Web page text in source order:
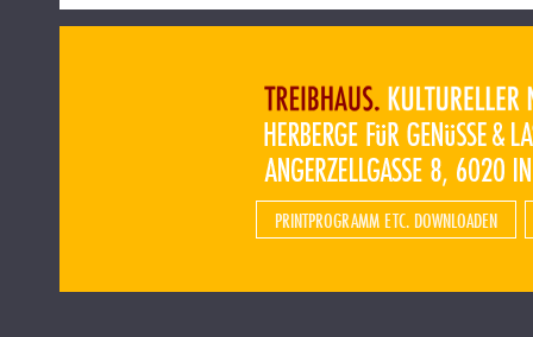
PRINTPROGRAMM ETC. DOWNLOADEN